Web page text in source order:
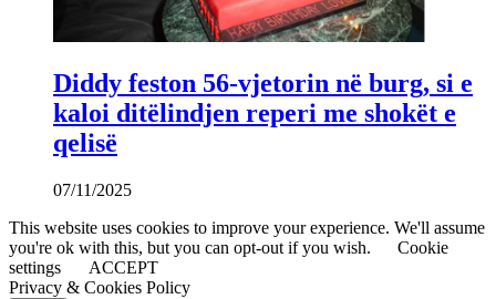
Diddy feston 56-vjetorin në burg, si e
kaloi ditëlindjen reperi me shokët e
qelisë
07/11/2025
This website uses cookies to improve your experience. We'll assume
you're ok with this, but you can opt-out if you wish.
Cookie
settings
ACCEPT
Privacy & Cookies Policy